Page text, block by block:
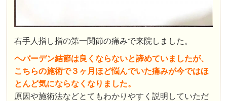
右手人指し指の第一関節の痛みで来院しました。
ヘバーデン結節は良くならないと諦めていましたが、
こちらの施術で３ヶ月ほど悩んでいた痛みが今ではほ
とんど気にならなくなりました。
原因や施術法などとてもわかりやすく説明していただ